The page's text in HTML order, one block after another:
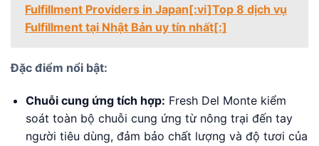
Fulfillment Providers in Japan[:vi]Top 8 dịch vụ
Fulfillment tại Nhật Bản uy tín nhất[:]
Đặc điểm nổi bật:
Chuỗi cung ứng tích hợp: Fresh Del Monte kiểm
soát toàn bộ chuỗi cung ứng từ nông trại đến tay
người tiêu dùng, đảm bảo chất lượng và độ tươi của